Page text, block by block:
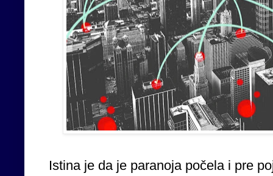
Istina je da je paranoja počela i pre